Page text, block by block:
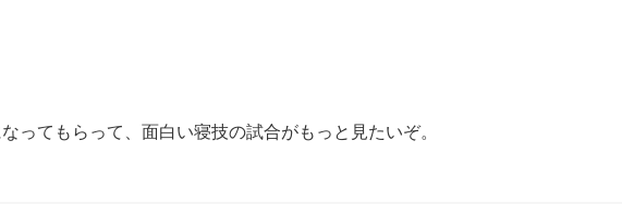
ってもらって、面白い寝技の試合がもっと見たいぞ。